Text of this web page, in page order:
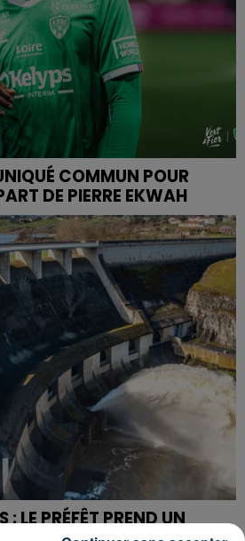
COMMUN POUR
DE PIERRE EKWAH
LE PRÉFÊT PREND UN